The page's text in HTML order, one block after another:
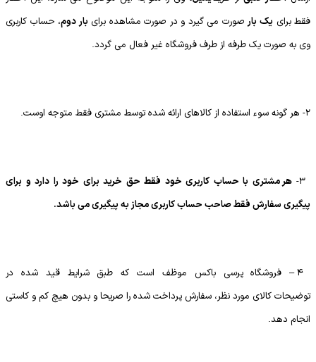
فقط برای یک بارصورت می گیرد و در صورت مشاهده برای بار دوم، حساب کاربری
وی به صورت یک طرفه از طرف فروشگاه غیر فعال می گردد.
2- هر گونه سوء استفاده از کالاهای ارائه شده توسط مشتری فقط متوجه اوست.
هر مشتری با حساب کاربری خود فقط حق خرید برای خود را دارد و برای
پیگیری سفارش فقط صاحب حساب کاربری مجاز به پیگیری می باشد.
4 – فروشگاه پرسی باکس موظف است که طبق شرایط قید شده در
توضیحات کالای مورد نظر، سفارش پرداخت شده را صریحا و بدون هیچ کم و کاستی
انجام دهد.